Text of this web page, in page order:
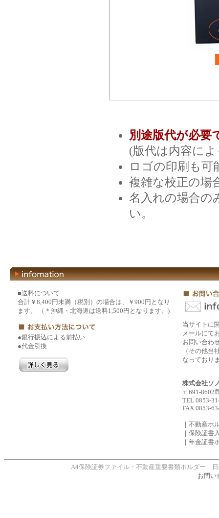
別途版代が必要
(版代は内容に
ロゴの印刷も可
複雑な校正の場
名入れの場合の
い。
■送料について
合計￥8,400円未満（税別）の場合は、￥900円となり
ます。 （＊沖縄・北海道は送料1,500円となります。)
●銀行振込による前払い
●代金引換
当サイトに
メールにて
お問い合わ
（その他当
なっており
株式会社ソ
〒691-8602
TEL 0853-
FAX 0853-
｜不動産ホ
｜保険証書
｜年金証書
A4保険証券ファイル・不動産重要書類ホルダー
お問い